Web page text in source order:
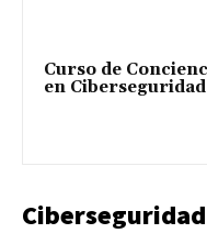
Curso de
en Ciberseguridad